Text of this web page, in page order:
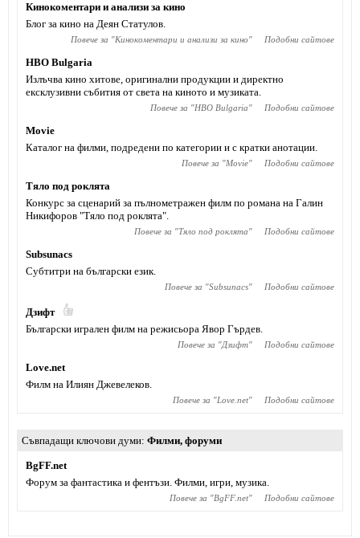
Кинокоментари и анализи за кино
Блог за кино на Деян Статулов.
Повече за "Кинокоментари и анализи за кино" Подобни сайтове
HBO Bulgaria
Излъчва кино хитове, оригинални продукции и директно
ексклузивни събития от света на киното и музиката.
Повече за "HBO Bulgaria" Подобни сайтове
Movie
Каталог на филми, подредени по категории и с кратки анотации.
Повече за "Movie" Подобни сайтове
Тяло под роклята
Конкурс за сценарий за пълнометражен филм по романа на Галин
Никифоров "Тяло под роклята".
Повече за "Тяло под роклята" Подобни сайтове
Subsunacs
Субтитри на български език.
Повече за "Subsunacs" Подобни сайтове
Дзифт
Български игрален филм на режисьора Явор Гърдев.
Повече за "Дзифт" Подобни сайтове
Love.net
Филм на Илиян Джевелеков.
Повече за "Love.net" Подобни сайтове
Съвпадащи ключови думи Филми, форуми
BgFF.net
Форум за фантастика и фентъзи. Филми, игри, музика.
Повече за "BgFF.net" Подобни сайтове